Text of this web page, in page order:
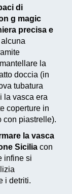
di
g magic
precisa e
la
doccia (in
tubatura
la vasca era
coperture in
con piastrelle).
la vasca
Sicilia con
infine si
i detriti.